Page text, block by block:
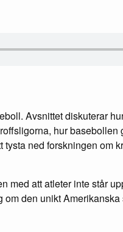
Avsnittet diskuterar
hur basebollen
ned forskningen om
med att atleter inte står
den unikt Amerikanska